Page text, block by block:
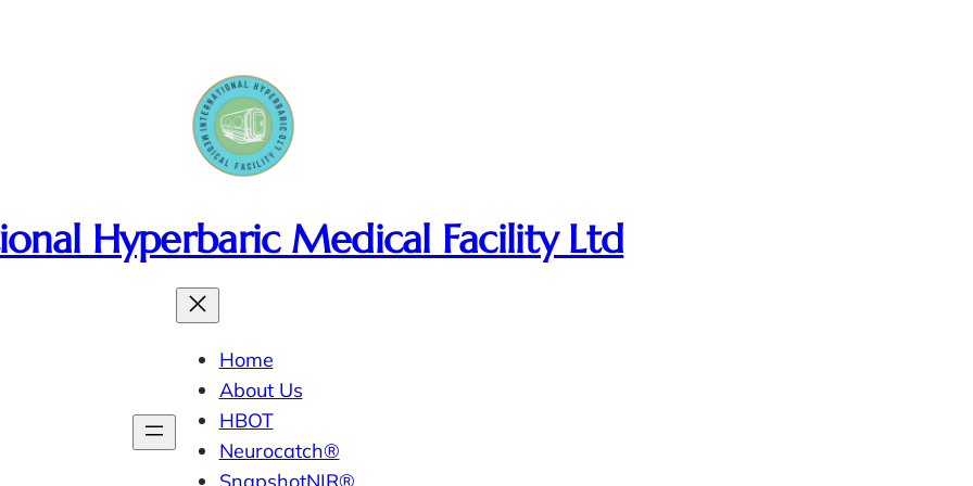
Hyperbaric Medical Facility Ltd
Home
About Us
HBOT
Neurocatch®